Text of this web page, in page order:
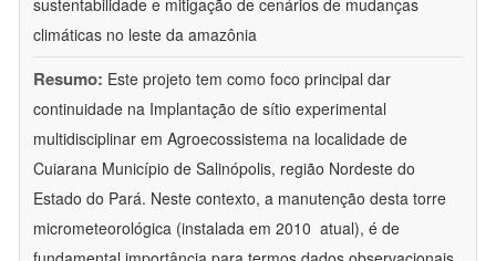
sustentabilidade e mitigação de cenários de mudanças
climáticas no leste da amazônia
Resumo: Este projeto tem como foco principal dar
continuidade na Implantação de sítio experimental
multidisciplinar em Agroecossistema na localidade de
Cuiarana Município de Salinópolis, região Nordeste do
Estado do Pará. Neste contexto, a manutenção desta torre
micrometeorológica (instalada em 2010  atual), é de